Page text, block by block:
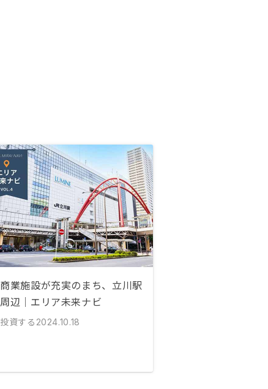
商業施設が充実のまち、立川駅
周辺｜エリア未来ナビ
投資する 2024.10.18